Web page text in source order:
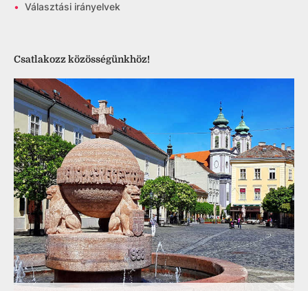
• Választási irányelvek
Csatlakozz közösségünkhöz!